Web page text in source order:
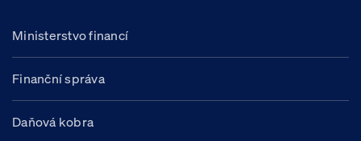
Ministerstvo financí
Finanční správa
Daňová kobra